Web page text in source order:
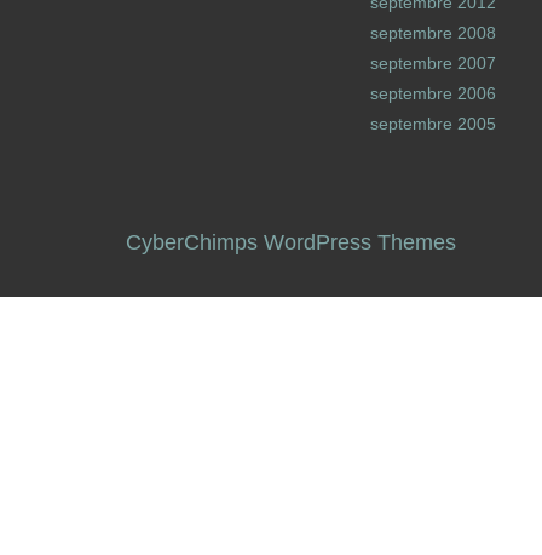
septembre 2008
septembre 2007
septembre 2006
septembre 2005
CyberChimps WordPress Themes